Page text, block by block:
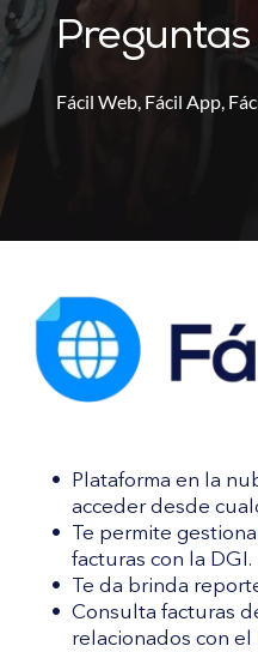
Fácil Web, Fácil App,
Plataforma en la
acceder desde
Te permite
facturas con la DGI.
Te da brinda
Consulta facturas
relacionados con el